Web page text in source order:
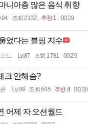
니아층 많은 음식 취향
조회 2132 추천 1 00:29
었다는 블핑 지수
드 Lv.87 조회 1781 00:29
크 안해슴?
Lv.89 조회 645 추천 4 00:28
어제 자 오션월드